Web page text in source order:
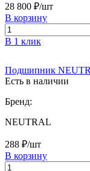
28 800 ₽/шт
В корзину
В 1 клик
Подшипник
Есть в наличии
Бренд:
NEUTRAL
288 ₽/шт
В корзину